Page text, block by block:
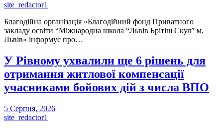
site_redactor1
Благодійна організація «Благодійний фонд Приватного
закладу освіти “Міжнародна школа “Львів Брітіш Скул” м.
Львів» інформує про…
У Рівному ухвалили ще 6 рішень для
отримання житлової компенсації
учасниками бойових дій з числа ВПО
5 Серпня, 2026
site_redactor1